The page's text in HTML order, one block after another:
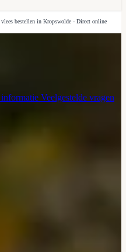
Veelgestelde vragen
bestellen in Kropswolde - Direct online